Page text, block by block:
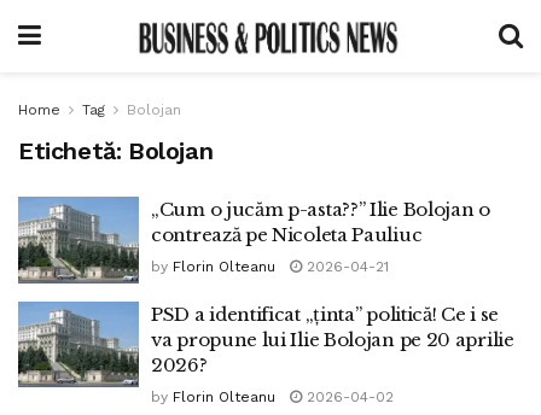
Home Tag Bolojan
Etichetă: Bolojan
„Cum o jucăm p-asta??” Ilie Bolojan o
contrează pe Nicoleta Pauliuc
by Florin Olteanu 2026-04-21
PSD a identificat „ținta” politică! Ce i se
va propune lui Ilie Bolojan pe 20 aprilie
2026?
by Florin Olteanu 2026-04-02